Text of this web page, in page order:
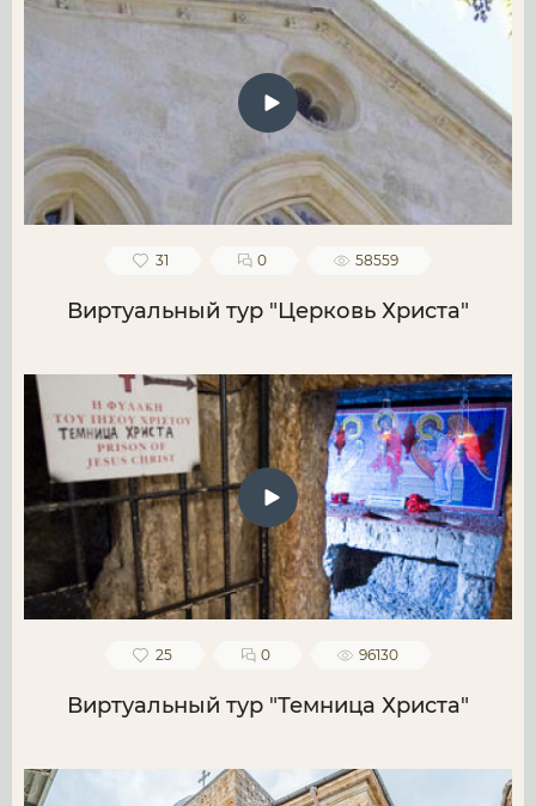
31 0 58559
Виртуальный тур "Церковь Христа"
25 0 96130
Виртуальный тур "Темница Христа"